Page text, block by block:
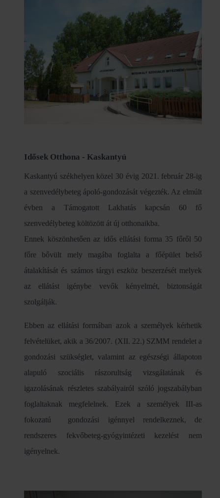
Idősek Otthona - Kaskantyú
Kaskantyú székhelyen közel 30 évig 2021. február 28-ig
a szenvedélybeteg ápoló-gondozását végezték. Az elmúlt
évben a Támogatott Lakhatás kapcsán 60 fő
szenvedélybeteg költözött át új otthonaikba.
Ennek köszönhetően az idős ellátási forma 35 főről 50
főre bővült mely magába foglalta a főépület belső
átalakítását és számos tárgyi eszköz beszerzését melyek
az ellátást igénybe vevők kényelmét, biztonságát
szolgálják.
Ebben az ellátási formában azok a személyek kérhetik
felvételüket, akik a 36/2007. (XII. 22.) SZMM rendelet a
gondozási szükséglet, valamint az egészségi állapoton
alapuló szociális rászorultság vizsgálatának és
igazolásának részletes szabályairól szóló jogszabályban
foglaltaknak megfelelnek. Ezek a személyek III-as
fokozatú gondozási igénnyel rendelkeznek, de
rendszeres fekvőbeteg-gyógyintézeti kezelést nem
igényelnek.